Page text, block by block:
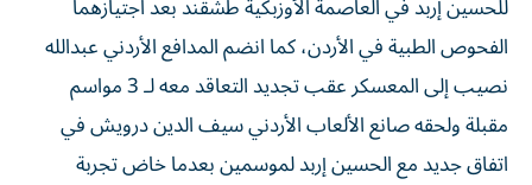
الفحوص الطبية في الأردن، كما انضم المدافع الأردني عبدالله
نصيب إلى المعسكر عقب تجديد التعاقد معه لـ 3 مواسم
مقبلة ولحقه صانع الألعاب الأردني سيف الدين درويش في
اتفاق جديد مع الحسين إربد لموسمين بعدما خاض تجربة